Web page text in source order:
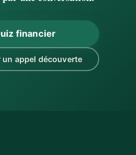
financier
un appel découverte